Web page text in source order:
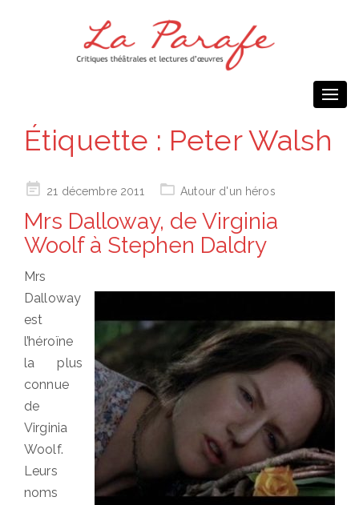
Étiquette : Peter Walsh
Posted21 décembre 2011 Autour d'un héros
Mrs Dalloway, de Virginia
Woolf à Stephen Daldry
Mrs
Dalloway
est
l’héroïne
la plus
connue
de
Virginia
Woolf.
Leurs
noms